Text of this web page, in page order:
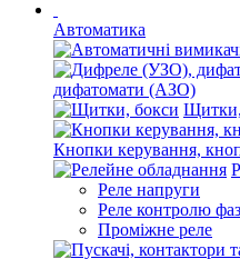
Автоматика
дифатомати (АЗО)
Кнопки керування,
Реле напруги
Реле контролю фаз
Проміжне реле